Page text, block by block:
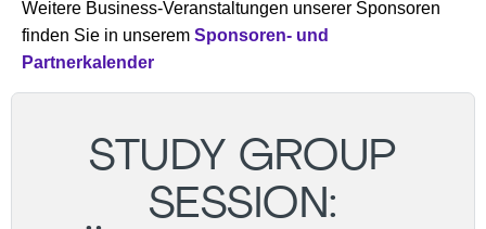
Weitere Business-Veranstaltungen unserer Sponsoren
finden Sie in unserem Sponsoren- und
Partnerkalender
STUDY GROUP
SESSION: